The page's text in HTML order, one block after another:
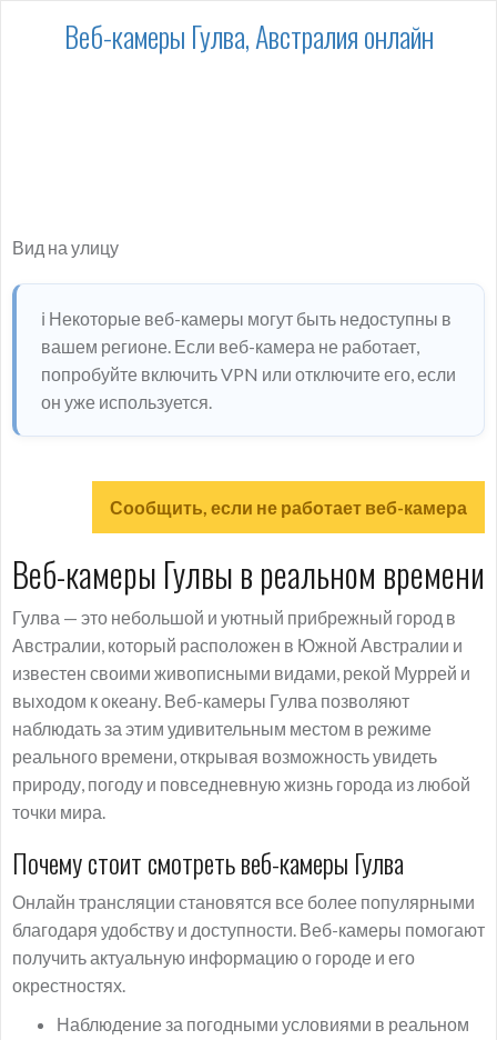
Веб-камеры Гулва, Австралия онлайн
Вид на улицу
ℹ️ Некоторые веб-камеры могут быть недоступны в
вашем регионе. Если веб-камера не работает,
попробуйте включить VPN или отключите его, если
он уже используется.
Сообщить, если не работает веб-камера
Веб-камеры Гулвы в реальном времени
Гулва — это небольшой и уютный прибрежный город в
Австралии, который расположен в Южной Австралии и
известен своими живописными видами, рекой Муррей и
выходом к океану. Веб-камеры Гулва позволяют
наблюдать за этим удивительным местом в режиме
реального времени, открывая возможность увидеть
природу, погоду и повседневную жизнь города из любой
точки мира.
Почему стоит смотреть веб-камеры Гулва
Онлайн трансляции становятся все более популярными
благодаря удобству и доступности. Веб-камеры помогают
получить актуальную информацию о городе и его
окрестностях.
Наблюдение за погодными условиями в реальном